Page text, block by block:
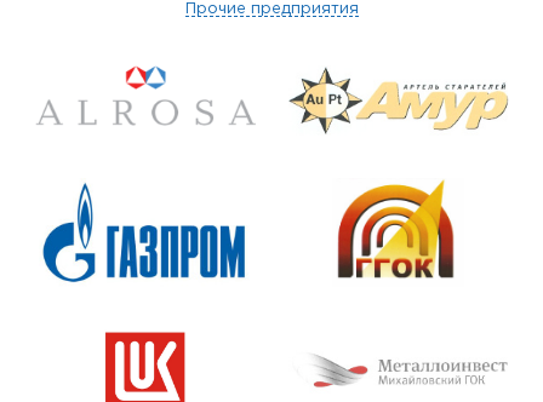
Прочие предприятия